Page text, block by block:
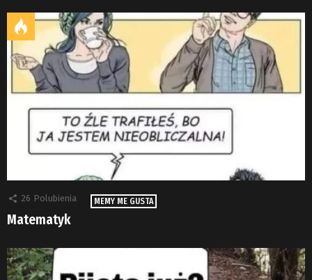
26 Polubienia MEMY ME GUSTA
Matematyk